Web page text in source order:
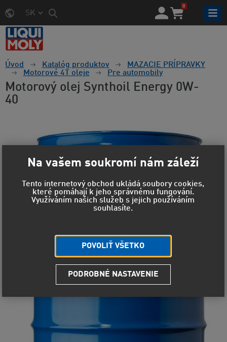
SK
0
Úvod Katalóg produktov
MAZACIE PRÍPRAVKY
Motorové 4T oleje
Pre automobily
Motorový olej Synthoil Energy 0W-
40
Na vašem soukromí nám záleží
Tento internetový obchod ukládá soubory cookies,
které pomáhají k jeho správnému fungování.
Využíváním našich služeb s jejich používáním
souhlasíte.
POVOLIŤ VŠETKO
PODROBNÉ NASTAVENIE